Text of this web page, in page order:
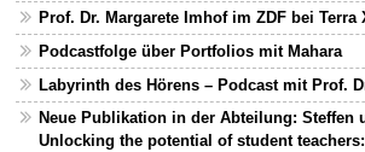
Prof. Dr. Margarete Imhof im ZDF bei Terra
Podcastfolge über Portfolios mit Mahara
Labyrinth des Hörens – Podcast mit Prof.
Neue Publikation in der Abteilung: Steffen
Unlocking the potential of student